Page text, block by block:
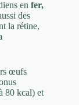
en fer,
des
la rétine,
œufs
80 kcal) et